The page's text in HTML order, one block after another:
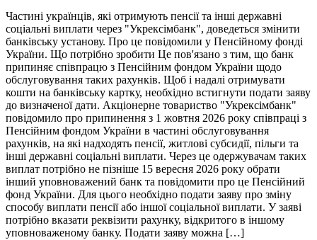
Частині українців, які отримують пенсії та інші державні
соціальні виплати через "Укрексімбанк", доведеться змінити
банківську установу. Про це повідомили у Пенсійному фонді
України. Що потрібно зробити Це пов'язано з тим, що банк
припиняє співпрацю з Пенсійним фондом України щодо
обслуговування таких рахунків. Щоб і надалі отримувати
кошти на банківську картку, необхідно встигнути подати заяву
до визначеної дати. Акціонерне товариство "Укрексімбанк"
повідомило про припинення з 1 жовтня 2026 року співпраці з
Пенсійним фондом України в частині обслуговування
рахунків, на які надходять пенсії, житлові субсидії, пільги та
інші державні соціальні виплати. Через це одержувачам таких
виплат потрібно не пізніше 15 вересня 2026 року обрати
інший уповноважений банк та повідомити про це Пенсійний
фонд України. Для цього необхідно подати заяву про зміну
способу виплати пенсії або іншої соціальної виплати. У заяві
потрібно вказати реквізити рахунку, відкритого в іншому
уповноваженому банку. Подати заяву можна […]